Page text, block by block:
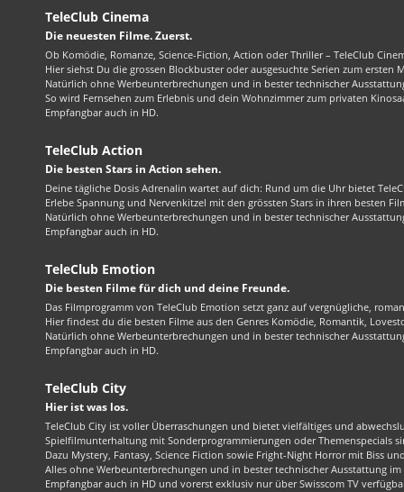
TeleClub Cinema
Die neuesten Filme. Zuerst.
Ob Komödie, Romanze, Science-Fiction, Action oder Thriller – TeleClub
Hier siehst Du die grossen Blockbuster oder ausgesuchte Serien zum ersten
Natürlich ohne Werbeunterbrechungen und in bester technischer
So wird Fernsehen zum Erlebnis und dein Wohnzimmer zum privaten
Empfangbar auch in HD.
TeleClub Action
Die besten Stars in Action sehen.
Deine tägliche Dosis Adrenalin wartet auf dich: Rund um die Uhr bietet
Erlebe Spannung und Nervenkitzel mit den grössten Stars in ihren besten
Natürlich ohne Werbeunterbrechungen und in bester technischer
Empfangbar auch in HD.
TeleClub Emotion
Die besten Filme für dich und deine Freunde.
Das Filmprogramm von TeleClub Emotion setzt ganz auf vergnügliche,
Hier findest du die besten Filme aus den Genres Komödie, Romantik,
Natürlich ohne Werbeunterbrechungen und in bester technischer
Empfangbar auch in HD.
TeleClub City
Hier ist was los.
TeleClub City ist voller Überraschungen und bietet vielfältiges und
Spielfilmunterhaltung mit Sonderprogrammierungen oder Themenspecials
Dazu Mystery, Fantasy, Science Fiction sowie Fright-Night Horror mit Biss
Alles ohne Werbeunterbrechungen und in bester technischer Ausstattung
Empfangbar auch in HD und vorerst exklusiv nur über Swisscom TV